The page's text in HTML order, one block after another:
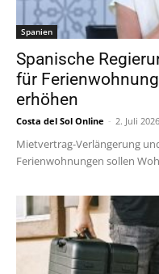
Spanien
Spanische
für
erhöhen
Costa del Sol Online - 2. Juli 2026
Mietvertrag-Verlängerung
Ferienwohnungen sollen